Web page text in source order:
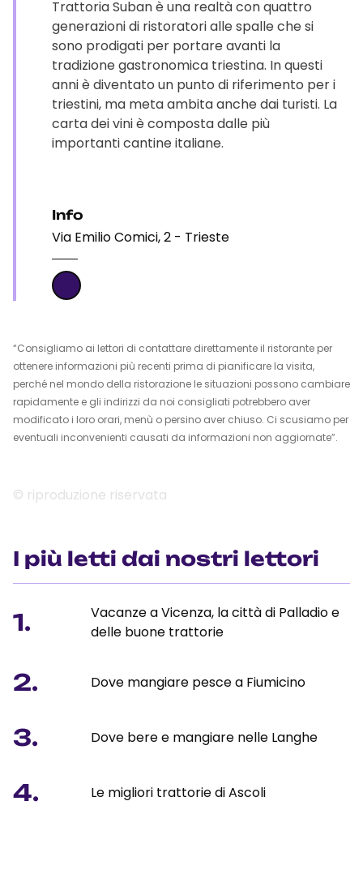
Trattoria Suban è una realtà con quattro
generazioni di ristoratori alle spalle che si
sono prodigati per portare avanti la
tradizione gastronomica triestina. In questi
anni è diventato un punto di riferimento per i
triestini, ma meta ambita anche dai turisti. La
carta dei vini è composta dalle più
importanti cantine italiane.
Info
Via Emilio Comici, 2 - Trieste
“Consigliamo ai lettori di contattare direttamente il ristorante per
ottenere informazioni più recenti prima di pianificare la visita,
perché nel mondo della ristorazione le situazioni possono cambiare
rapidamente e gli indirizzi da noi consigliati potrebbero aver
modificato i loro orari, menù o persino aver chiuso. Ci scusiamo per
eventuali inconvenienti causati da informazioni non aggiornate”.
© riproduzione riservata
I più letti dai nostri lettori
1.
Vacanze a Vicenza, la città di Palladio e
delle buone trattorie
2. Dove mangiare pesce a Fiumicino
3. Dove bere e mangiare nelle Langhe
4. Le migliori trattorie di Ascoli